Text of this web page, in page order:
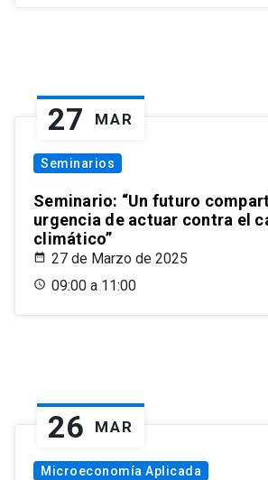
27 MAR
Seminarios
Seminario: “Un futuro
urgencia de actuar contra el
climático”
27 de Marzo de 2025
09:00 a 11:00
26 MAR
Microeconomía Aplicada